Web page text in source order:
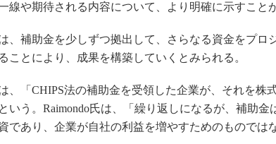
線や期待される内容について、より明確に示すこと
、補助金を少しずつ拠出して、さらなる資金をプロ
ことにより、成果を構築していくとみられる。
、「CHIPS法の補助金を受領した企業が、それを株
いう。Raimondo氏は、「繰り返しになるが、補助金
であり、企業が自社の利益を増やすためのものでは